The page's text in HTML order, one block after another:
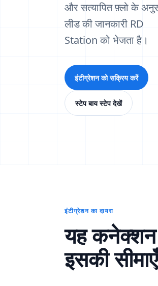
और सत्यापित फ़्लो के
लीड की जानकारी RD
Station को भेजता है।
इंटीग्रेशन को सक्रिय करें
स्टेप बाय स्टेप देखें
इंटीग्रेशन का दायरा
यह कनेक्शन
इसकी